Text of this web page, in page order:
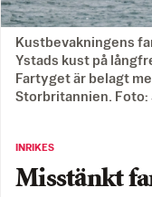
Kustbevakningens
Ystads kust på
Fartyget är belagt
Storbritannien. Foto:
INRIKES
Misstänkt